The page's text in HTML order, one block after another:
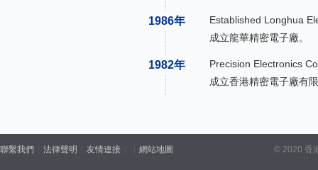
1986年
Established Longhua
成立龍華精密電子廠。
1982年
Precision Electronics
成立香港精密電子廠有
聯繫我們 法律聲明 友情連接 網站地圖 © 2020 香